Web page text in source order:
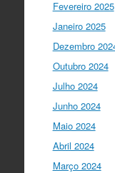
um
Fevereiro 2025
Janeiro 2025
Dezembro
Outubro 2024
Julho 2024
Junho 2024
Maio 2024
Abril 2024
Março 2024